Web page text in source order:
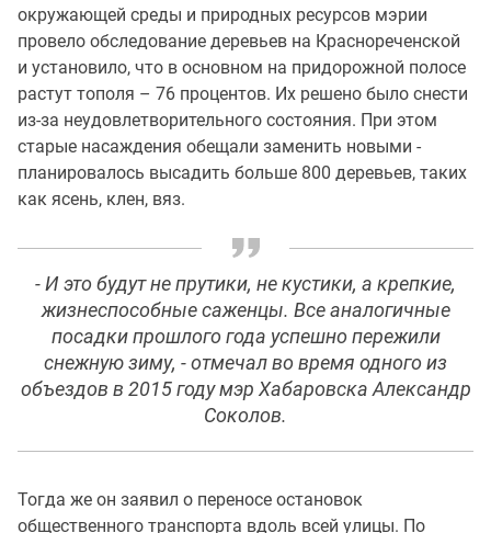
окружающей среды и природных ресурсов мэрии
провело обследование деревьев на Краснореченской
и установило, что в основном на придорожной полосе
растут тополя – 76 процентов. Их решено было снести
из-за неудовлетворительного состояния. При этом
старые насаждения обещали заменить новыми -
планировалось высадить больше 800 деревьев, таких
как ясень, клен, вяз.
- И это будут не прутики, не кустики, а крепкие,
жизнеспособные саженцы. Все аналогичные
посадки прошлого года успешно пережили
снежную зиму, - отмечал во время одного из
объездов в 2015 году мэр Хабаровска Александр
Соколов.
Тогда же он заявил о переносе остановок
общественного транспорта вдоль всей улицы. По